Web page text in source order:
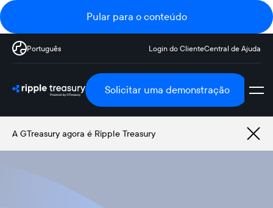
Pular para o conteúdo
Português Login do ClienteCentral de Ajuda
Solicitar uma demonstração
A GTreasury agora é Ripple Treasury